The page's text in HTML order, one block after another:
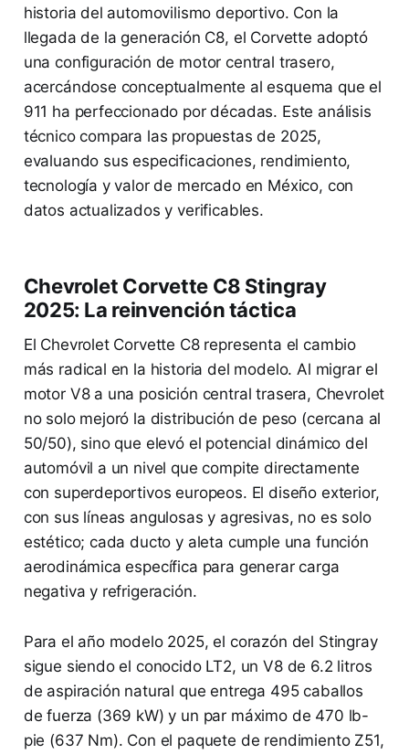
historia del automovilismo deportivo. Con la
llegada de la generación C8, el Corvette adoptó
una configuración de motor central trasero,
acercándose conceptualmente al esquema que el
911 ha perfeccionado por décadas. Este análisis
técnico compara las propuestas de 2025,
evaluando sus especificaciones, rendimiento,
tecnología y valor de mercado en México, con
datos actualizados y verificables.
Chevrolet Corvette C8 Stingray
2025: La reinvención táctica
El Chevrolet Corvette C8 representa el cambio
más radical en la historia del modelo. Al migrar el
motor V8 a una posición central trasera, Chevrolet
no solo mejoró la distribución de peso (cercana al
50/50), sino que elevó el potencial dinámico del
automóvil a un nivel que compite directamente
con superdeportivos europeos. El diseño exterior,
con sus líneas angulosas y agresivas, no es solo
estético; cada ducto y aleta cumple una función
aerodinámica específica para generar carga
negativa y refrigeración.
Para el año modelo 2025, el corazón del Stingray
sigue siendo el conocido LT2, un V8 de 6.2 litros
de aspiración natural que entrega 495 caballos
de fuerza (369 kW) y un par máximo de 470 lb-
pie (637 Nm). Con el paquete de rendimiento Z51,